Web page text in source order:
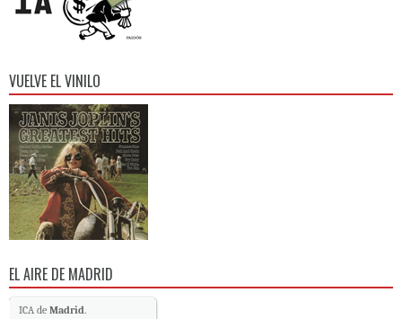
VUELVE EL VINILO
EL AIRE DE MADRID
ICA de Madrid.